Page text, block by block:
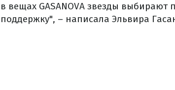
в вещах GASANOVA звезды
поддержку", – написала Эльвира